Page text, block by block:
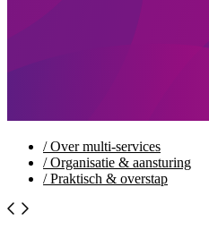
/Over multi-services
/Organisatie & aansturing
/Praktisch & overstap